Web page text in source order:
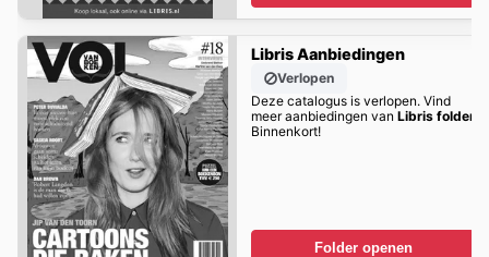
Libris Aanbiedingen
Verlopen
Deze catalogus is verlopen. Vind
meer aanbiedingen van Libris folder
Binnenkort!
Folder openen